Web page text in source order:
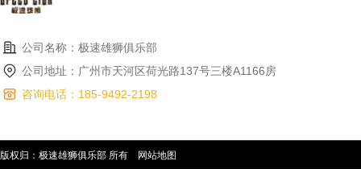
公司名称：极速雄狮俱乐部
公司地址：广州市天河区荷光路137号三楼A1166房
咨询电话：185-9492-2198
版权归：极速雄狮俱乐部 所有 网站地图